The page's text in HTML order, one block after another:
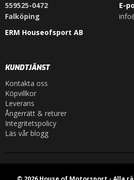
559525-0472
Falköping
ERM Houseofsport AB
E-
KUNDTJÄNST
Kontakta oss
Köpvillkor
Leverans
Ångerrätt & returer
Integritetspolicy
Läs vår blogg